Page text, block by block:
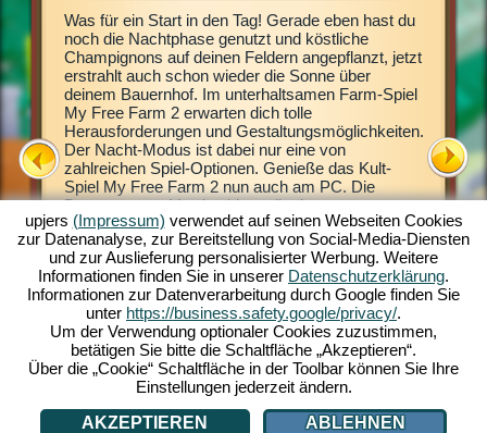
es
nun
Was für ein Start in den Tag! Gerade eben hast du
noch die Nachtphase genutzt und köstliche
Champignons auf deinen Feldern angepflanzt, jetzt
erstrahlt auch schon wieder die Sonne über
deinem Bauernhof. Im unterhaltsamen Farm-Spiel
My Free Farm 2 erwarten dich tolle
Herausforderungen und Gestaltungsmöglichkeiten.
Der Nacht-Modus ist dabei nur eine von
zahlreichen Spiel-Optionen. Genieße das Kult-
Spiel My Free Farm 2 nun auch am PC. Die
Browsergame-Version bietet dir ein
herausragendes Farm-Spiel-Erlebnis. Halte und
züchte Tiere, bewirtschafte deine Felder, hol die
Ernte ein und stelle leckere Waren für deine
Kunden her. Registriere dich gratis und spiel mit!
auch
die
Kunden
dich in
upjers (Impressum) verwendet auf seinen Webseiten Cookies
zur Datenanalyse, zur Bereitstellung von Social-Media-Diensten
und zur Auslieferung personalisierter Werbung. Weitere
Informationen finden Sie in unserer Datenschutzerklärung.
Informationen zur Datenverarbeitung durch Google finden Sie
unter https://business.safety.google/privacy/.
Um der Verwendung optionaler Cookies zuzustimmen,
betätigen Sie bitte die Schaltfläche „Akzeptieren“.
Über die „Cookie“ Schaltfläche in der Toolbar können Sie Ihre
Einstellungen jederzeit ändern.
AKZEPTIEREN
ABLEHNEN